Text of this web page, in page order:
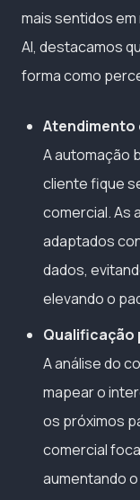
mais sentidos
AI, destacamos
forma como
A automação
cliente fique
comercial. As
adaptados
dados,
elevando o
Qualificação
A análise do
mapear o
os próximos
comercial
aumentando